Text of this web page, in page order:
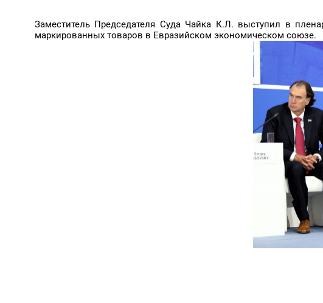
Заместитель Председателя Суда Чайка К.Л. выступил в
маркированных товаров в Евразийском экономическом союзе.